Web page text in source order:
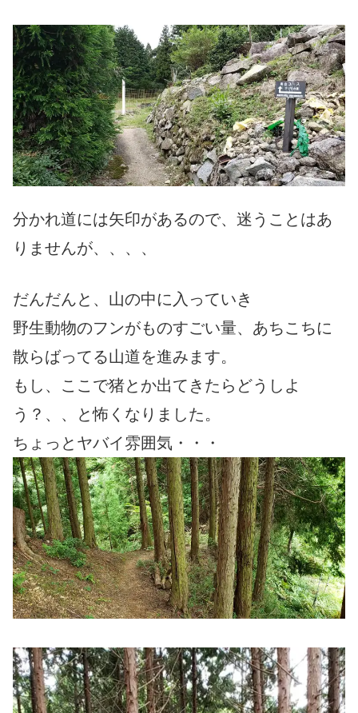
分かれ道には矢印があるので、迷うことはあ
りませんが、、、、
だんだんと、山の中に入っていき
野生動物のフンがものすごい量、あちこちに
散らばってる山道を進みます。
もし、ここで猪とか出てきたらどうしよ
う？、、と怖くなりました。
ちょっとヤバイ雰囲気・・・